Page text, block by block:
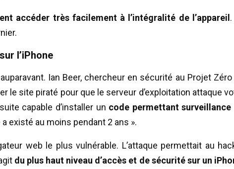
accéder très facilement à l’intégralité de l’appareil
l’iPhone
Ian Beer, chercheur en sécurité au Projet Zéro
le site piraté pour que le serveur d’exploitation attaque
capable d’installer un code permettant surveillance
existé au moins pendant 2 ans ».
web le plus vulnérable. L’attaque permettait au
du plus haut niveau d’accès et de sécurité sur un